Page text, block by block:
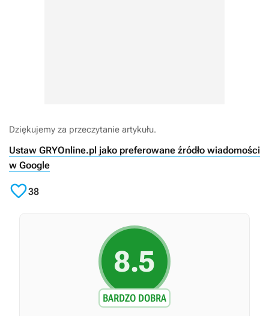
Dziękujemy za przeczytanie artykułu.
Ustaw GRYOnline.pl jako preferowane źródło wiadomości
w Google
38
8.5
BARDZO DOBRA